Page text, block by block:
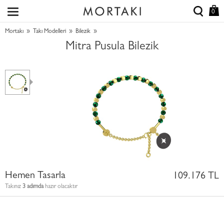
0
Mortakı » Takı Modelleri » Bilezik »
Mitra Pusula Bilezik
Hemen Tasarla
Takınız 3 adımdahazır olacaktır
109.176 TL